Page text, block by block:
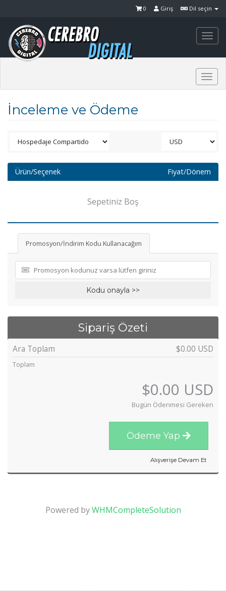
Dil seçin
Giriş
0
İnceleme ve Ödeme
Ürün/Seçenek Fiyat/Dönem
Sepetiniz Boş
Promosyon/İndirim Kodu Kullanacağım
Kodu onayla >>
Sipariş Özeti
Ara Toplam $0.00 USD
Toplam
$0.00 USD
Bugün Ödenmesi Gereken
Ödeme Yap
Alışverişe Devam Et
Powered byWHMCompleteSolution